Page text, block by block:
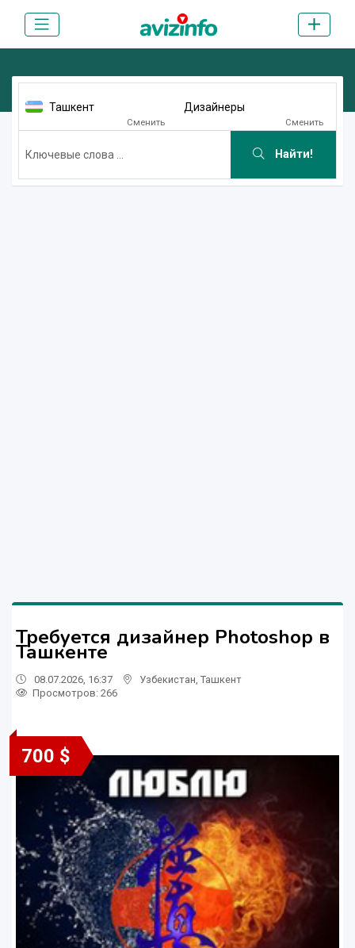
Ташкент
Сменить
Дизайнеры
Сменить
Найти!
Требуется дизайнер Photoshop в
Ташкенте
08.07.2026, 16:37 Узбекистан Ташкент
Просмотров: 266
700 $